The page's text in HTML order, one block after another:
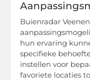
Buienradar
hun ervaring
specifieke
instellen voor
favoriete locaties